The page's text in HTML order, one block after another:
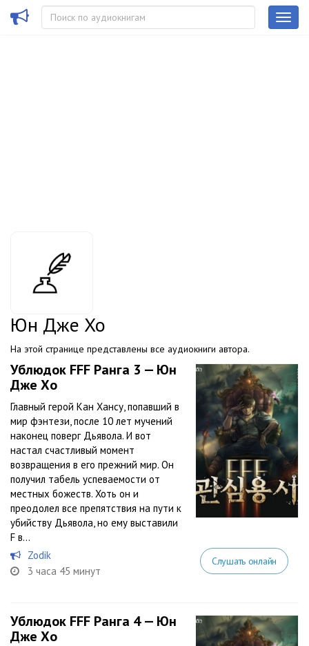
Юн Дже Хо
На этой странице представлены все аудиокниги автора.
Ублюдок FFF Ранга 3 — Юн
Дже Хо
Главный герой Кан Хансу, попавший в
мир фэнтези, после 10 лет мучений
наконец поверг Дьявола. И вот
настал счастливый момент
возвращения в его прежний мир. Он
получил табель успеваемости от
местных божеств. Хоть он и
преодолел все препятствия на пути к
убийству Дьявола, но ему выставили
F в...
Zodik
3 часа 45 минут
Слушать онлайн
Ублюдок FFF Ранга 4 — Юн
Дже Хо